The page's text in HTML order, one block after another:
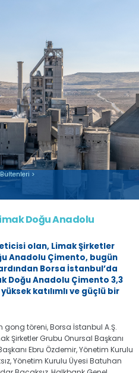
>
Doğu Anadolu
olan, Limak Şirketler
Anadolu Çimento, bugün
Borsa İstanbul’da
Doğu Anadolu Çimento 3,3
katılımlı ve güçlü bir
gong töreni, Borsa İstanbul A.Ş.
Şirketler Grubu Onursal Başkanı
Ebru Özdemir, Yönetim Kurulu
Yönetim Kurulu Üyesi Batuhan